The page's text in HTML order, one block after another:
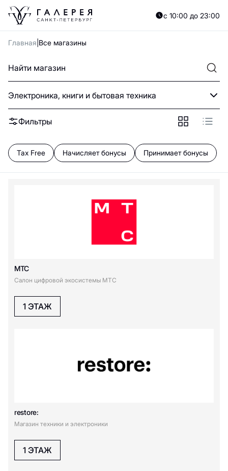
с 10:00 до 23:00
Главная Все магазины
Электроника, книги и бытовая техника
ЭТАЖ
Tax Free Начисляет бонусы Принимает бонусы
Фильтры
МТС
Салон цифровой экосистемы МТС
1 ЭТАЖ
restore:
Магазин техники и электроники
1 ЭТАЖ
A B C D E F G H I J R
А Б В Г Д Е Ж З И Й К Л М Н О П Р С Т У Ф Х Ц Ч
D
Dreame
G
R
restore:
S
Y
Yamaguchi